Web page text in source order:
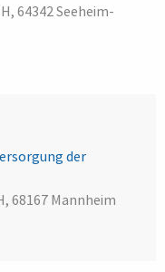
64342 Seeheim-
der
68167 Mannheim